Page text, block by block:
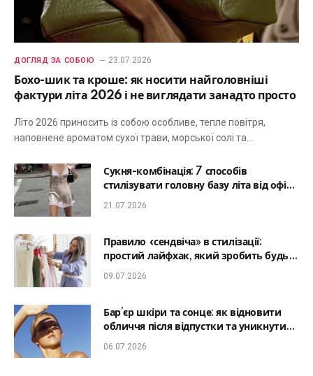
ДОГЛЯД ЗА СОБОЮ 23.07.2026
Бохо-шик та кроше: як носити найголовніші
фактури літа 2026 і не виглядати занадто просто
Літо 2026 приносить із собою особливе, тепле повітря,
наповнене ароматом сухої трави, морської солі та…
Сукня-комбінація: 7 способів
стилізувати головну базу літа від офісу
до романтичної вечері
21.07.2026
Правило «сендвіча» в стилізації:
простий лайфхак, який зробить будь-
який образ гармонійним
09.07.2026
Бар’єр шкіри та сонце: як відновити
обличчя після відпустки та уникнути
фотостаріння
06.07.2026